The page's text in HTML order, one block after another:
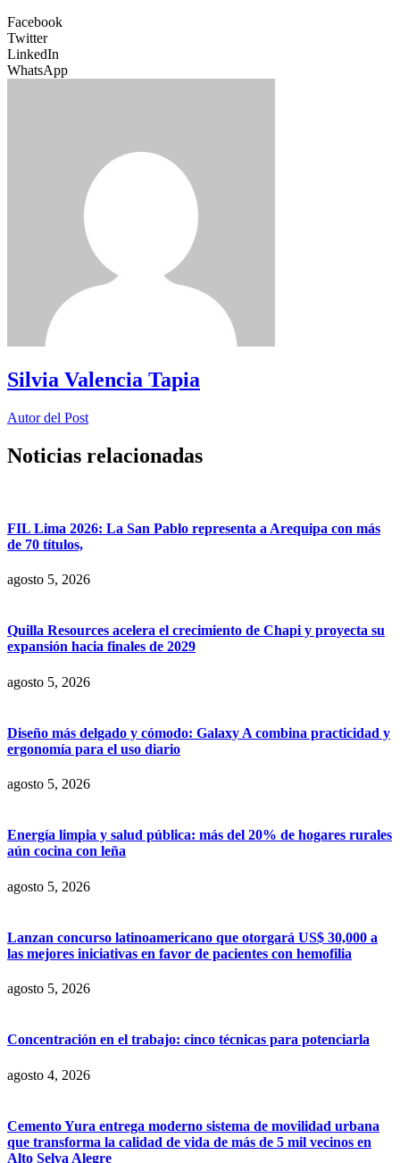
Facebook
Twitter
LinkedIn
WhatsApp
Silvia Valencia Tapia
Autor del Post
Noticias relacionadas
FIL Lima 2026: La San Pablo representa a Arequipa con más
de 70 títulos,
agosto 5, 2026
Quilla Resources acelera el crecimiento de Chapi y proyecta su
expansión hacia finales de 2029
agosto 5, 2026
Diseño más delgado y cómodo: Galaxy A combina practicidad y
ergonomía para el uso diario
agosto 5, 2026
Energía limpia y salud pública: más del 20% de hogares rurales
aún cocina con leña
agosto 5, 2026
Lanzan concurso latinoamericano que otorgará US$ 30,000 a
las mejores iniciativas en favor de pacientes con hemofilia
agosto 5, 2026
Concentración en el trabajo: cinco técnicas para potenciarla
agosto 4, 2026
Cemento Yura entrega moderno sistema de movilidad urbana
que transforma la calidad de vida de más de 5 mil vecinos en
Alto Selva Alegre